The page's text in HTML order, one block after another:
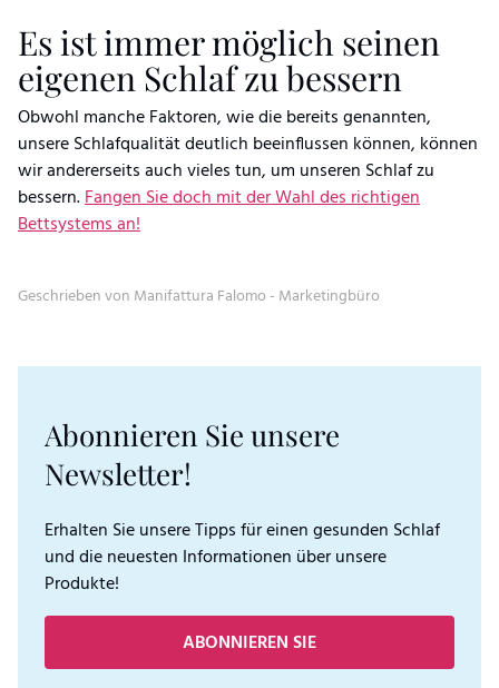
Es ist immer möglich seinen
eigenen Schlaf zu bessern
Obwohl manche Faktoren, wie die bereits genannten,
unsere Schlafqualität deutlich beeinflussen können, können
wir andererseits auch vieles tun, um unseren Schlaf zu
bessern.Fangen Sie doch mit der Wahl des richtigen
Bettsystems an!
Geschrieben von Manifattura Falomo - Marketingbüro
Abonnieren Sie unsere
Newsletter!
Erhalten Sie unsere Tipps für einen gesunden Schlaf
und die neuesten Informationen über unsere
Produkte!
ABONNIEREN SIE